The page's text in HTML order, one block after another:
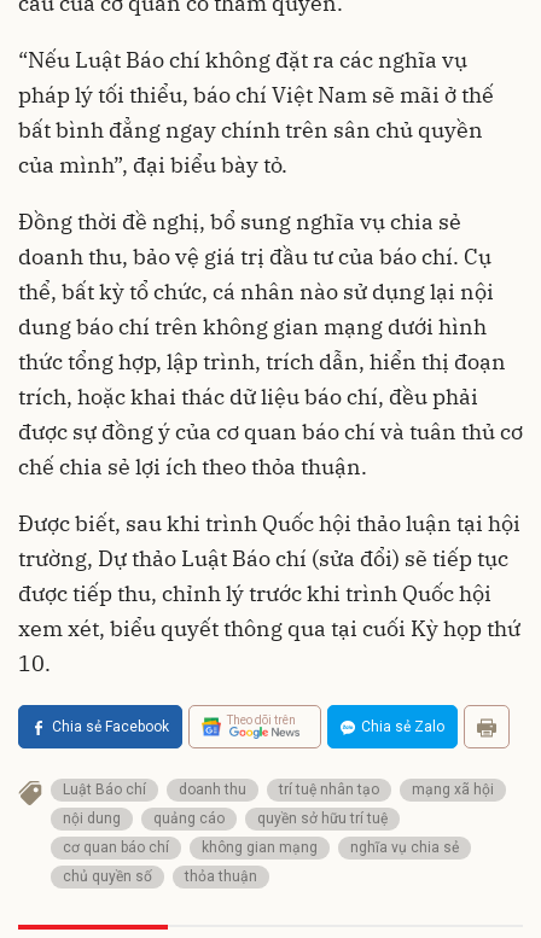
“Nếu Luật Báo chí không đặt ra các nghĩa vụ
pháp lý tối thiểu, báo chí Việt Nam sẽ mãi ở thế
bất bình đẳng ngay chính trên sân chủ quyền
của mình”, đại biểu bày tỏ.
Đồng thời đề nghị, bổ sung nghĩa vụ chia sẻ
doanh thu, bảo vệ giá trị đầu tư của báo chí. Cụ
thể, bất kỳ tổ chức, cá nhân nào sử dụng lại nội
dung báo chí trên không gian mạng dưới hình
thức tổng hợp, lập trình, trích dẫn, hiển thị đoạn
trích, hoặc khai thác dữ liệu báo chí, đều phải
được sự đồng ý của cơ quan báo chí và tuân thủ cơ
chế chia sẻ lợi ích theo thỏa thuận.
Được biết, sau khi trình Quốc hội thảo luận tại hội
trường, Dự thảo Luật Báo chí (sửa đổi) sẽ tiếp tục
được tiếp thu, chỉnh lý trước khi trình Quốc hội
xem xét, biểu quyết thông qua tại cuối Kỳ họp thứ
10.
Chia sẻ Facebook Theo dõi trên Chia sẻ Zalo
Luật Báo chí doanh thu trí tuệ nhân tạo
mạng xã hội
nội dung
quảng cáo
quyền sở hữu trí tuệ
cơ quan báo chí
không gian mạng
nghĩa vụ chia sẻ
chủ quyền số
thỏa thuận